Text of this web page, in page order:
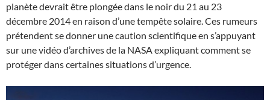
planète devrait être plongée dans le noir du 21 au 23
décembre 2014 en raison d’une tempête solaire. Ces rumeurs
prétendent se donner une caution scientifique en s’appuyant
sur une vidéo d’archives de la NASA expliquant comment se
protéger dans certaines situations d’urgence.